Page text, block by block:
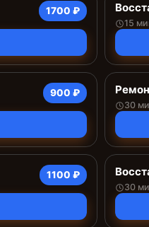
1700 ₽
15
900 ₽
30
1100 ₽
30